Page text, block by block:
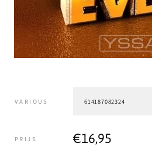
VARIOUS
PRIJS €16,95